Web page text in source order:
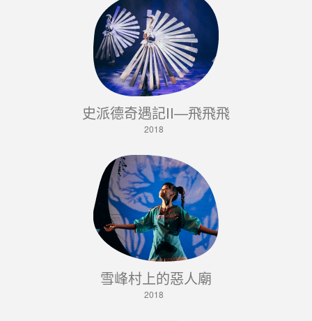
史派德奇遇記II—飛飛飛
2018
雪峰村上的惡人廟
2018